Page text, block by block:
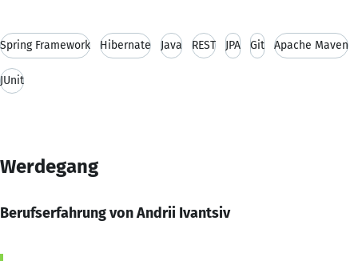
Spring Framework Hibernate Java REST JPA Git Apache Maven
JUnit
Werdegang
Berufserfahrung von Andrii Ivantsiv